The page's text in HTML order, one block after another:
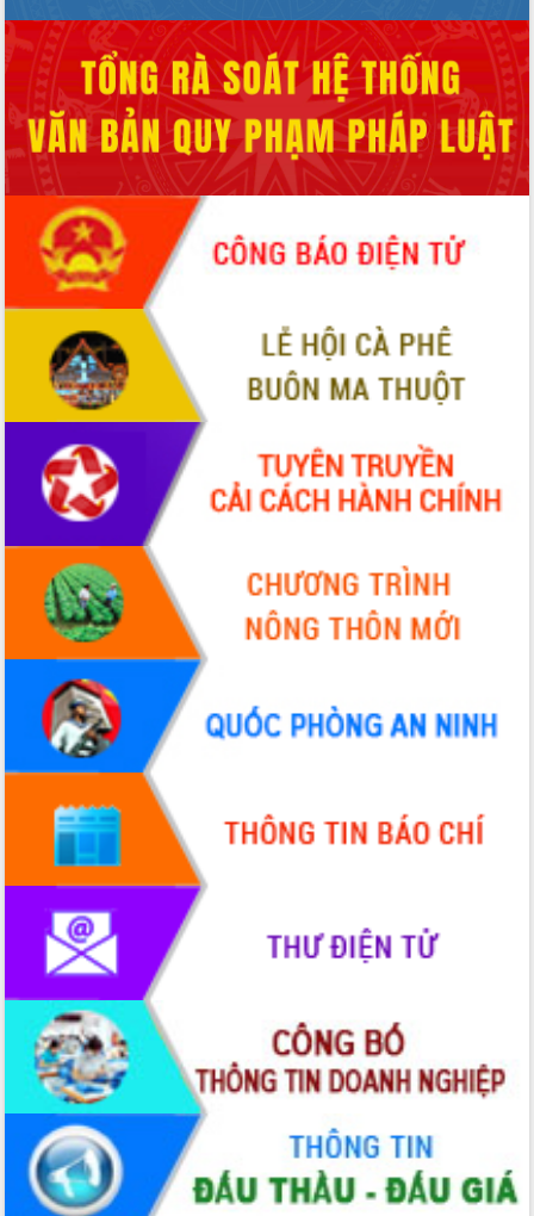
Đắk Lắk công bố Quy hoạch và xúc
tiến đầu tư tỉnh
Ngành cá ngừ Đắk Lắk chủ động thích
ứng để giữ vững thị trường xuất khẩu
Diễn đàn Kinh tế tư nhân Việt Nam đột
phá cơ chế - Hợp tác công tư
Đề án 06 tạo bước ngoặt đột phá trong
cải cách hành chính tỉnh Đắk Lắk
Kết nối tour, đẩy mạnh chuyển đổi số
để phát triển du lịch Đắk Lắk
Khởi động Dự án Đầu tư xây dựng hạ
tầng kỹ thuật Cụm công nghiệp Tân
Gặp mặt các cơ quan báo chí nhân Kỷ
niệm 101 năm Ngày Báo chí Cách
mạng Việt Nam
Đắk Lắk sơ kết 4 năm triển khai thực
hiện Đề án 06 của Chính phủ
Họp báo thông tin về Hội nghị Công bố
Quy hoạch và Xúc tiến đầu tư tỉnh Đắk
Lắk
Khơi thông điểm nghẽn, đẩy nhanh
giải ngân vốn khắc phục thiên tai
HĐND tỉnh thông qua điều chỉnh Quy
hoạch tỉnh thời kỳ 2021-2030
Hội thảo góp ý hồ sơ điều chỉnh quy
hoạch tỉnh Đắk Lắk thời kỳ 2021-2030,
tầm nhìn đến năm 2050
Nâng cao hiệu quả hoạt động của các
doanh nghiệp nhà nước
Hội nghị triển khai kết nối mạng
truyền số liệu chuyên dùng phục vụ cơ
quan Đảng, Nhà nước
Lễ phát động chuỗi hoạt động chung
tay làm sạch môi trường
Xã Ea Kar bước chuyển mình trong
công tác cải cách hành chính mô hình
mới
UBND tỉnh họp báo định kỳ tháng 4
năm 2026
Hội thảo khoa học “Giải pháp thúc đẩy
phát triển nền kinh tế xanh tại tỉnh
Đắk Lắk”
Tăng cường giám sát, đôn đốc thực
hiện nhiệm vụ quản lý tài sản công
hàng tuần